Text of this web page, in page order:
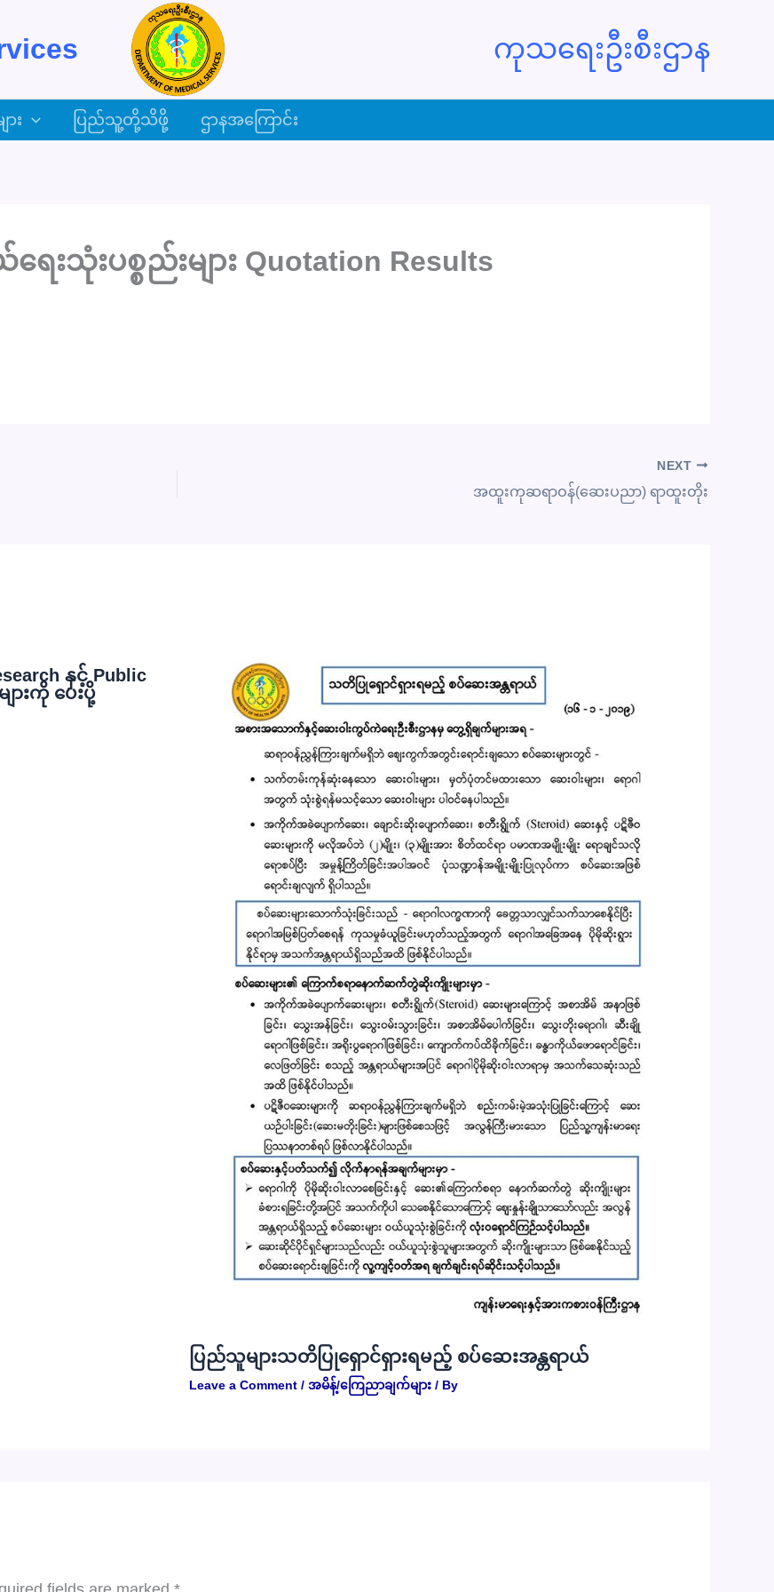
ကုသရေးဦးစီးဌာန
း ပြည်သူ့တို့သိဖို့ ဌာနအကြောင်း
ေးသုံးပစ္စည်းများ Quotation Results
NEXT
အထူးကုဆရာဝန်(ဆေးပညာ) ရာထူးတိုး
နှင့် Public
ားကို ပေးပို့
ပြည်သူများသတိပြုရှောင်ရှားရမည့် စပ်ဆေးအန္တရာယ်
Leave a Comment / အမိန့်/ကြေညာချက်များ/ By